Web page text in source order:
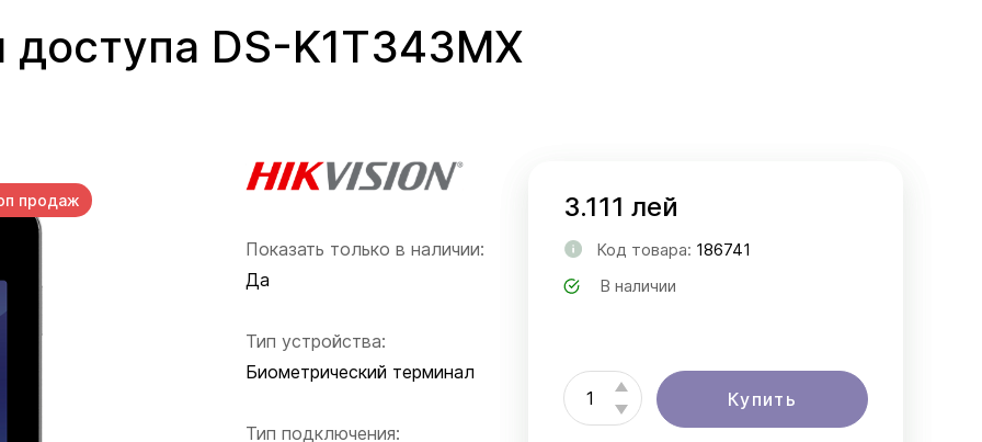
DS-K1T343MX
продаж
Показать только в наличии:
Да
Тип устройства:
Биометрический терминал
Тип подключения:
3.111 лей
Код товара: 186741
В наличии
Купить